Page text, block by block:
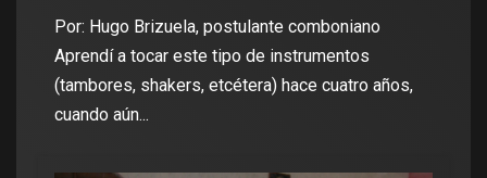
Por: Hugo Brizuela, postulante comboniano
Aprendí a tocar este tipo de instrumentos
(tambores, shakers, etcétera) hace cuatro años,
cuando aún...